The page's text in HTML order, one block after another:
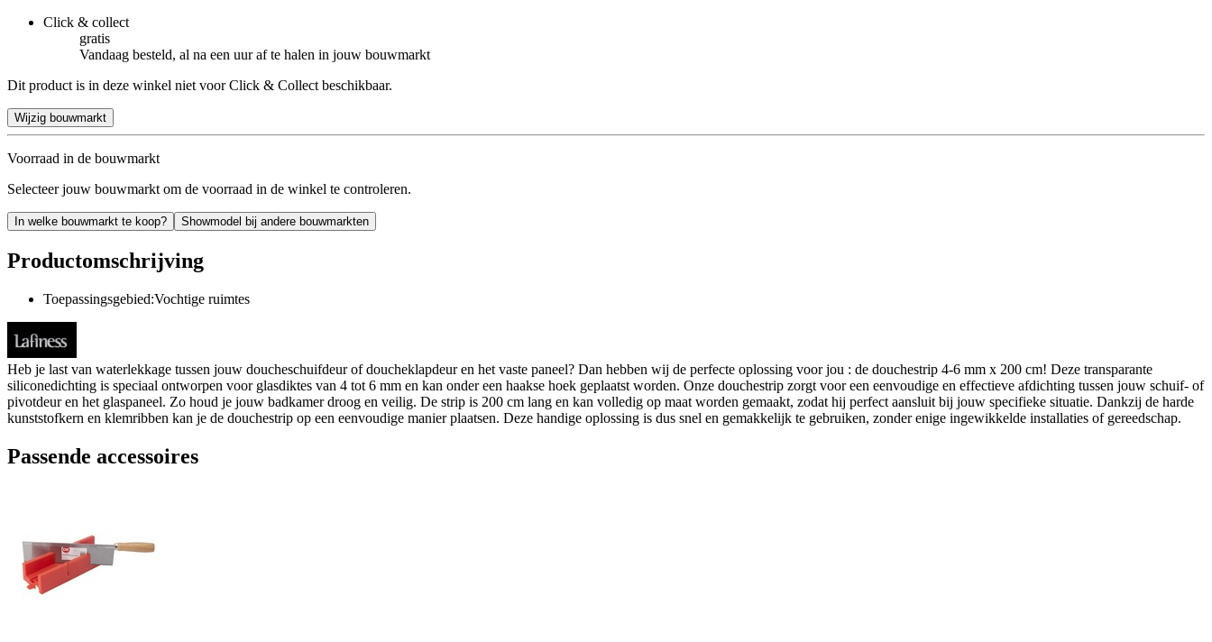
Click & collect
gratis
Vandaag besteld, al na een uur af te halen in jouw bouwmarkt
Dit product is in deze winkel niet voor Click & Collect beschikbaar.
Wijzig bouwmarkt
Voorraad in de bouwmarkt
Selecteer jouw bouwmarkt om de voorraad in de winkel te controleren.
In welke bouwmarkt te koop? Showmodel bij andere bouwmarkten
Productomschrijving
Toepassingsgebied:Vochtige ruimtes
Heb je last van waterlekkage tussen jouw doucheschuifdeur of doucheklapdeur en het vaste paneel? Dan hebben wij de perfecte oplossing voor jou : de douchestrip 4-6 mm x 200 cm! Deze transparante
siliconedichting is speciaal ontworpen voor glasdiktes van 4 tot 6 mm en kan onder een haakse hoek geplaatst worden. Onze douchestrip zorgt voor een eenvoudige en effectieve afdichting tussen jouw schuif- of
pivotdeur en het glaspaneel. Zo houd je jouw badkamer droog en veilig. De strip is 200 cm lang en kan volledig op maat worden gemaakt, zodat hij perfect aansluit bij jouw specifieke situatie. Dankzij de harde
kunststofkern en klemribben kan je de douchestrip op een eenvoudige manier plaatsen. Deze handige oplossing is dus snel en gemakkelijk te gebruiken, zonder enige ingewikkelde installaties of gereedschap.
Passende accessoires